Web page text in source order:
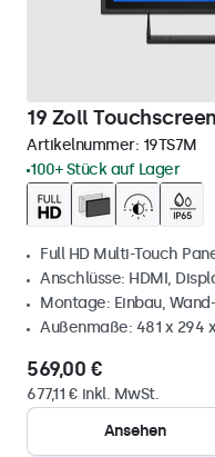
19 Zoll
Artikelnummer: 19TS7M
100+ Stück auf Lager
Full HD Multi-Touch
Anschlüsse: HDMI,
Montage: Einbau,
Außenmaße: 481 x 294
569,00 €
677,11 € inkl. MwSt.
Ansehen